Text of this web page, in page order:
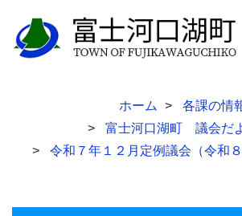
ホーム 各課の情
富士河口湖町 議会だ
令和７年１２月定例議会（令和